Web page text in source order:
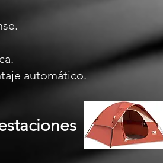
automático.